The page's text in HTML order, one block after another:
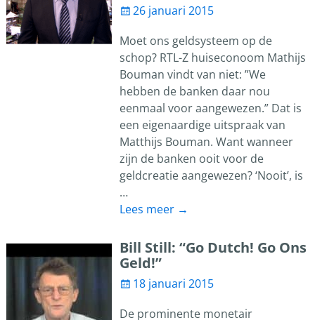
26 januari 2015
Moet ons geldsysteem op de
schop? RTL-Z huiseconoom Mathijs
Bouman vindt van niet: ”We
hebben de banken daar nou
eenmaal voor aangewezen.” Dat is
een eigenaardige uitspraak van
Matthijs Bouman. Want wanneer
zijn de banken ooit voor de
geldcreatie aangewezen? ‘Nooit’, is
…
Lees meer →
Bill Still: “Go Dutch! Go Ons
Geld!”
18 januari 2015
De prominente monetair